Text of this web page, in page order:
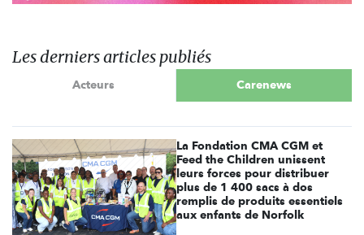
Les derniers articles publiés
Acteurs Carenews
La Fondation CMA CGM et
Feed the Children unissent
leurs forces pour distribuer
plus de 1 400 sacs à dos
remplis de produits essentiels
aux enfants de Norfolk